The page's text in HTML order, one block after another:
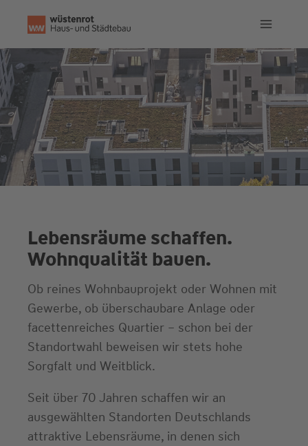
Inhalt
springen
Lebensräume schaffen.
Wohnqualität bauen.
Ob reines Wohnbauprojekt oder Wohnen mit
Gewerbe, ob überschaubare Anlage oder
facettenreiches Quartier – schon bei der
Standortwahl beweisen wir stets hohe
Sorgfalt und Weitblick.
Seit über 70 Jahren schaffen wir an
ausgewählten Standorten Deutschlands
attraktive Lebensräume, in denen sich